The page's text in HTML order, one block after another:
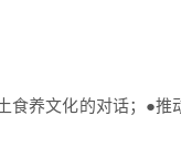
食养文化的对话；●推